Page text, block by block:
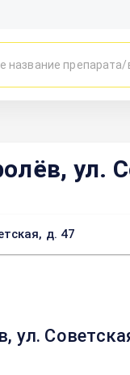
ул.
д. 47
ул.